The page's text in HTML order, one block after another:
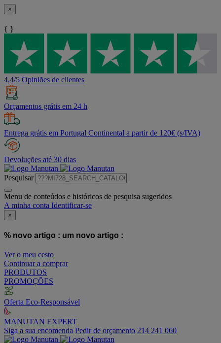
×
{ }
4,4/5 Opiniões de clientes
Orçamentos grátis em 24 h
Entrega grátis em Portugal Continental a partir de 120€ (s/IVA)
Devoluções até 30 dias
Pesquisar
Menu de conteúdos e históricos de pesquisa sugeridos
A minha conta Identificar-se
×
% novo artigo : um novo artigo :
Ver o meu cesto
Continuar a comprar
PRODUTOS
PROMOÇÕES
Oferta Eco-Responsável
MANUTAN EXPERT
Siga a sua encomenda Pedir de orçamento 214 241 060